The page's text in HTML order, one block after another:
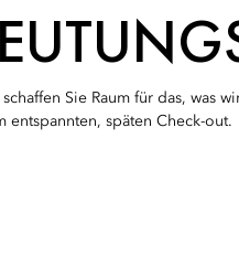
Sie Raum für das,
entspannten, späten Check-out.